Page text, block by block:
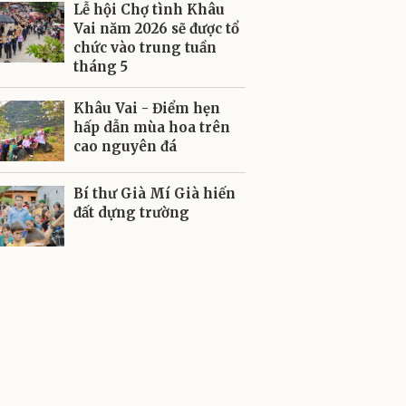
Lễ hội Chợ tình Khâu
Vai năm 2026 sẽ được tổ
chức vào trung tuần
tháng 5
Khâu Vai - Điểm hẹn
hấp dẫn mùa hoa trên
cao nguyên đá
Bí thư Già Mí Già hiến
đất dựng trường